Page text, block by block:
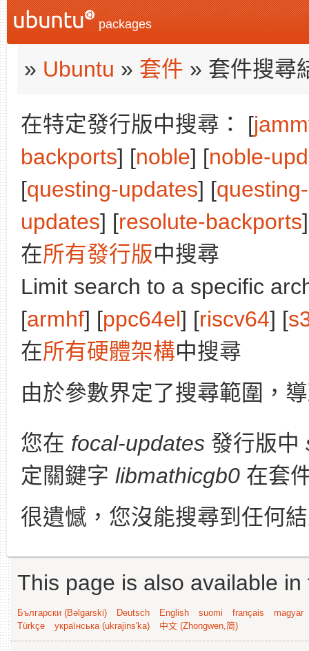
packages
» Ubuntu » 套件 » 套件搜尋
在特定發行版中搜尋： [
backports] [noble] [noble-
[questing-updates] [
updates] [resolute-backports
在所有發行版中搜尋
Limit search to a specific
[armhf] [ppc64el] [riscv64] [
在所有硬體架構中搜尋
由於參數界定了搜尋範圍，
您在 focal-updates 發行版中
定關鍵字 libmathicgb0 在套
很遺憾，您沒能搜尋到任何
This page is also available
Български (Bəlgarski) Deutsch English suomi français
magyar
Türkçe
українська (ukrajins'ka) 中文 (Zhongwen,简)